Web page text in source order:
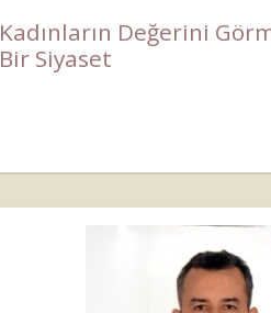
Kadınların Değerini
Bir Siyaset